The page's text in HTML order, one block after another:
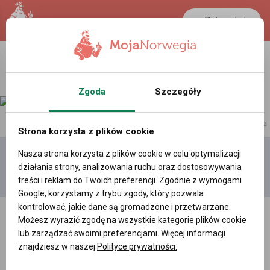
Zaloguj się
LANCASTER
26.8 °C 0.3875 PLN
reklama
Dodaj
film
Moje
filmy
Wszystkie
Zgoda Szczegóły
Strona korzysta z plików cookie
Nasza strona korzysta z plików cookie w celu optymalizacji
działania strony, analizowania ruchu oraz dostosowywania
treści i reklam do Twoich preferencji. Zgodnie z wymogami
Google, korzystamy z trybu zgody, który pozwala
kontrolować, jakie dane są gromadzone i przetwarzane.
Możesz wyrazić zgodę na wszystkie kategorie plików cookie
lub zarządzać swoimi preferencjami. Więcej informacji
znajdziesz w naszej Polityce prywatności.